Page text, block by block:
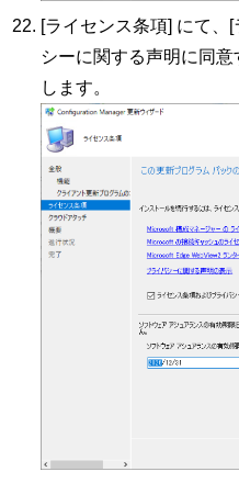
[ライセンス条項] にて、
シーに関する声明に同
します。